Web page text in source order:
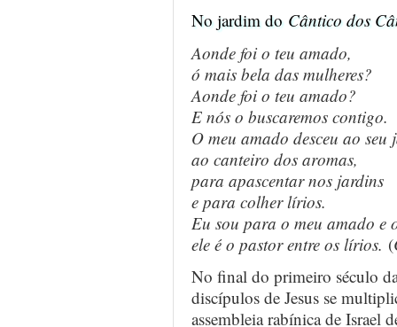
No jardim do Cântico dos
Aonde foi o teu amado,
ó mais bela das mulheres?
Aonde foi o teu amado?
E nós o buscaremos contigo.
O meu amado desceu ao seu
ao canteiro dos aromas,
para apascentar nos jardins
e para colher lírios.
Eu sou para o meu amado e
ele é o pastor entre os lírios. (
No final do primeiro século
discípulos de Jesus se
assembleia rabínica de Israel